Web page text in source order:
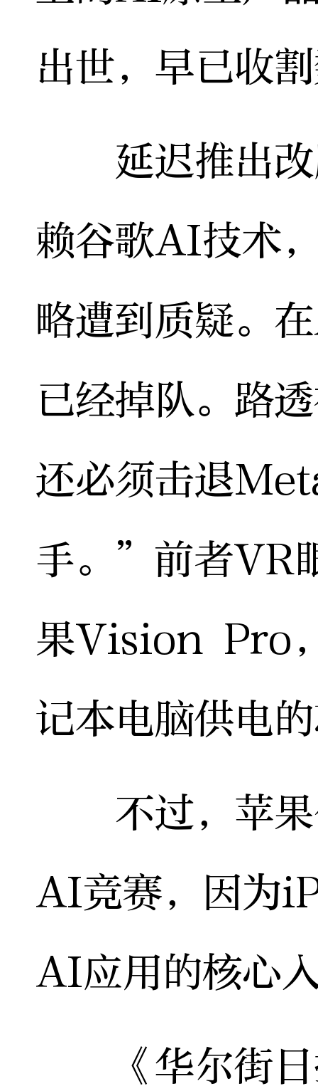
出世，早已收
延迟推出改
赖谷歌AI技术
略遭到质疑。
已经掉队。路
还必须击退
手。”前者VR
果Vision Pro
记本电脑供电
不过，苹果
AI竞赛，因为
AI应用的核心
《华尔街日